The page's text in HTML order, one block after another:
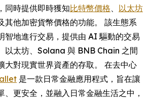
同時提供即時獲知比特幣價格、 以太坊
其他加密貨幣價格的功能。 該生態系
智地進行交易，提供由 AI 驅動的交易
以太坊、Solana 與 BNB Chain 之間
大對現實世界資產的存取。 在去中心
是一款日常金融應用程式，旨在讓
、更安全，並融入日常金融生活之中，